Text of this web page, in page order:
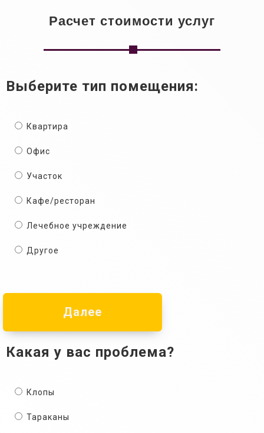
Расчет стоимости услуг
Выберите тип помещения:
Квартира
Офис
Участок
Кафе/ресторан
Лечебное учреждение
Другое
Далее
Какая у вас проблема?
Клопы
Тараканы